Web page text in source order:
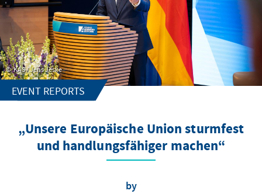
KAS / Jens Jeske
EVENT REPORTS
„Unsere Europäische Union sturmfest
und handlungsfähiger machen“
by